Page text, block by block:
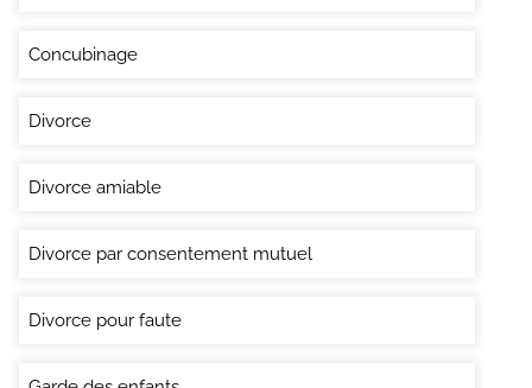
Concubinage
Divorce
Divorce amiable
Divorce par consentement mutuel
Divorce pour faute